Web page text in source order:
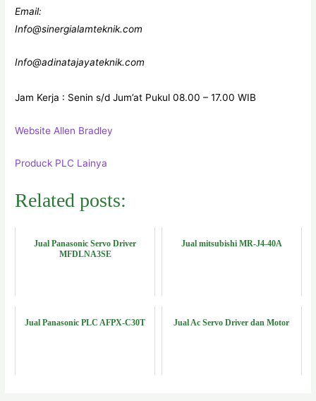
Email:
Info@sinergialamteknik.com
Info@adinatajayateknik.com
Jam Kerja : Senin s/d Jum’at Pukul 08.00 – 17.00 WIB
Website Allen Bradley
Produck PLC Lainya
Related posts:
Jual Panasonic Servo Driver
MFDLNA3SE
Jual mitsubishi MR-J4-40A
Jual Panasonic PLC AFPX-C30T Jual Ac Servo Driver dan Motor